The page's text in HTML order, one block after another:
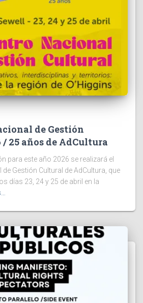
de Gestión
25 años de AdCultura
para este año 2026 se realizará el
Gestión Cultural de AdCultura, que
días 23, 24 y 25 de abril en la